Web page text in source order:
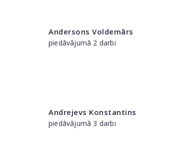
Andersons Voldemārs
piedāvājumā 2 darbi
Andrejevs Konstantins
piedāvājumā 3 darbi